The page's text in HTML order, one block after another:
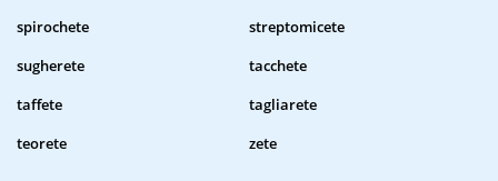
spirochete
streptomicete
sugherete
tacchete
taffete
tagliarete
teorete
zete